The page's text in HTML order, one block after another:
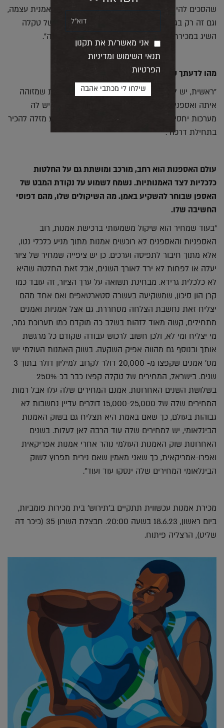
שהסכים להיפרד מהציור שרכש לפני כמה שנים מהאמנית עצמה,
וגם זה רק בגלל שהוא ראה את מחיר השיא שציור של טקלה
השיג במכירת האמנות העכשווית שלנו בשנה שעברה".
מהו לדעתך סוד ההצלחה של נירית?
"ראשית, יש לה כישרון יוצא מהכלל, וטכניקה מיוחדת שמזוהה
איתה ואספנים כבר מכירים את הסגנון שלה. בנוסף, יש לה
מערכות יחסים מצוינות עם גלריות ואספנים שאיתרע מזלה להכיר
בתחילת דרכה".
עולם האספנות הוא רחב, מורכב ומושתת גם על החלטות
כלכליות לצד האמנותיות. נשמח לשמוע על נקודת המבט של
האספן שבוחר להשקיע באמן. מה השיקולים שלו, מהם דפוסי
החשיבה שלו.
"בעוד שמחיר הוא שיקול משמעותי ברכישת אמנות, רוב
האספניות והאספנים לא רוכשים אמנות מתוך מניע כלכלי נטו,
אלא מתוך חיבור לתפיסה וערכים. כן יש ציפייה שמחיר של ציור
יעלה או לפחות לא ירד לאורך השנים, אבל זאת החלטה שהיא
לא כלכלית גרידא. מבחינת תשואה על ערך הציור, זה עובד כמו
קרן הון סיכון, שמשקיעה בעשרה סטארטאפים ואם אחד מהם
יצליח זאת נחשבת הצלחה מסחררת. גם אצל אמניות ואמנים
מתחילים, קשה מאוד לזהות בשלב כה מוקדם כמו תערוכת גמר,
מי יצליח ומי לא, ולכן חשוב לרכוש עבודה שקודם כל מרגשת
אותך ובנוסף גם מהווה אפיק השקעה. בשוק האמנות העולמי יש
מס' אמנים שקפצו מ- 20,000 דולר לקרוב למיליון דולר בתוך 3
שנים. בישראל, המחירים של טקלה קפצו כבר בכ-250%
בשלושת השנים האחרונות. אמנם המחירים שלה עלו אבל רמות
המחירים שלה של 15,000-25,000 דולרים עדיין נחשבות לא
גבוהות בעולם, כך שאם באמת היא תצליח גם בשוק האמנות
הבינלאומי, יש למחירים שלה עוד הרבה לאן לעלות. בשנים
האחרונות שוק האמנות העולמי נוהר אחרי אמנות אפריקאית
ואפרו-אמריקאית, כך שאני מאמין שאם נירית תפרוץ לשוק
הבינלאומי המחירים שלה ינסקו עוד ועוד".
מכירת אמנות עכשווית תתקיים ב'תירוש' בית מכירות פומביות,
ביום ראשון, 18.6.23 בשעה 20:00. חבצלת השרון 35 (כיכר דה
שליט), הרצליה פיתוח.
אני מאשר/ת את תקנון
תנאי השימוש ומדיניות
הפרטיות